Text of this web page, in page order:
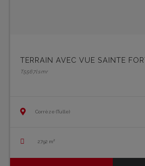
TERRAIN AVEC VUE SAINTE
T5567lsmr
Corrèze (Tulle)
2792 m²